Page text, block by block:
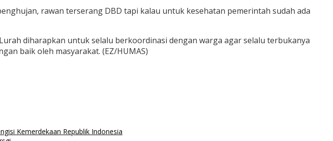
rawan terserang DBD tapi kalau untuk kesehatan pemerintah sudah ada
diharapkan untuk selalu berkoordinasi dengan warga agar selalu terbukanya
baik oleh masyarakat. (EZ/HUMAS)
Kemerdekaan Republik Indonesia